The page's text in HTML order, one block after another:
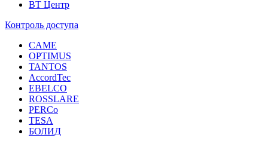
ВТ Центр
Контроль доступа
CAME
OPTIMUS
TANTOS
AccordTec
EBELCO
ROSSLARE
PERCo
TESA
БОЛИД